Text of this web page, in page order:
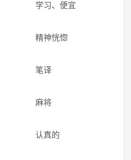
） 学习、便宜
） 精神恍惚
） 笔译
） 麻将
） 认真的